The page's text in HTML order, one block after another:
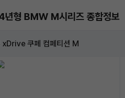
형 BMW M시리즈 종합정보
쿠페 컴페티션 M